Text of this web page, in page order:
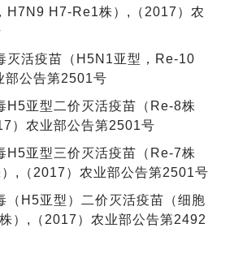
H7N9 H7-Re1株）,（2017）农
灭活疫苗（H5N1亚型，Re-10
部公告第2501号
H5亚型二价灭活疫苗（Re-8株
）农业部公告第2501号
H5亚型三价灭活疫苗（Re-7株
,（2017）农业部公告第2501号
（H5亚型）二价灭活疫苗（细胞
）,（2017）农业部公告第2492